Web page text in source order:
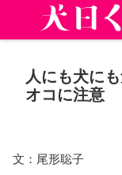
人にも犬に
オコに注意
文：尾形聡子